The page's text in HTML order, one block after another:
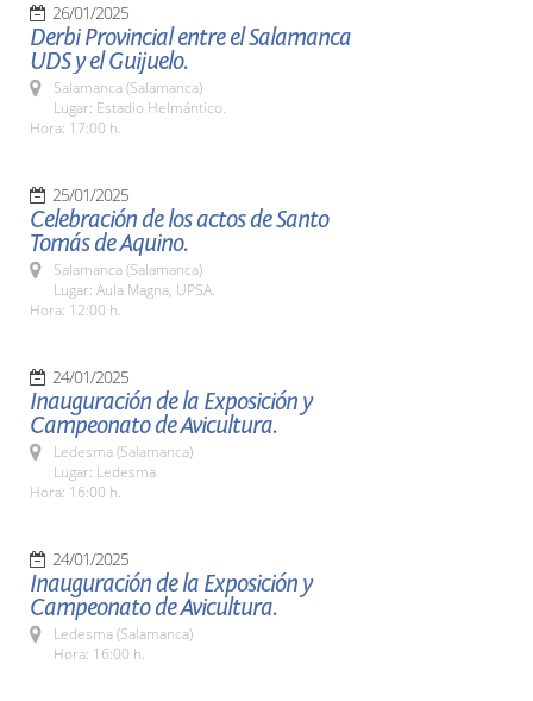
26/01/2025
Derbi Provincial entre el Salamanca
UDS y el Guijuelo.
Salamanca (Salamanca)
Lugar: Estadio Helmántico.
Hora: 17:00 h.
25/01/2025
Celebración de los actos de Santo
Tomás de Aquino.
Salamanca (Salamanca)
Lugar: Aula Magna, UPSA.
Hora: 12:00 h.
24/01/2025
Inauguración de la Exposición y
Campeonato de Avicultura.
Ledesma (Salamanca)
Lugar: Ledesma
Hora: 16:00 h.
24/01/2025
Inauguración de la Exposición y
Campeonato de Avicultura.
Ledesma (Salamanca)
Hora: 16:00 h.